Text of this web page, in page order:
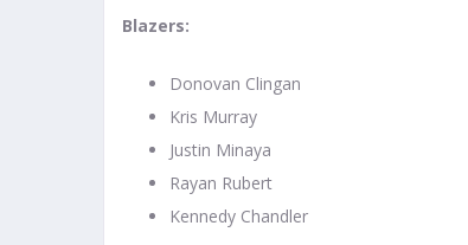
Blazers:
Donovan Clingan
Kris Murray
Justin Minaya
Rayan Rubert
Kennedy Chandler